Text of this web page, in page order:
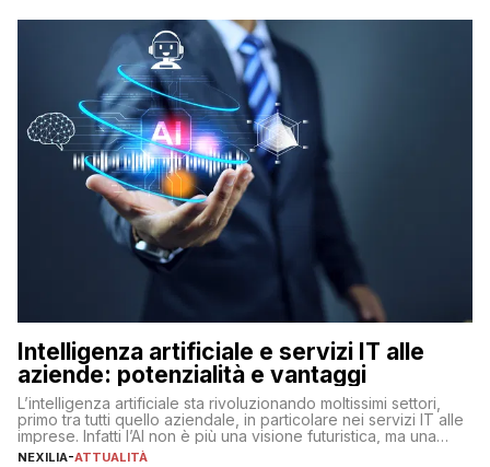
Intelligenza artificiale e servizi IT alle
aziende: potenzialità e vantaggi
L’intelligenza artificiale sta rivoluzionando moltissimi settori,
primo tra tutti quello aziendale, in particolare nei servizi IT alle
imprese. Infatti l’AI non è più una visione futuristica, ma una
realtà operativa che sta portando a un cambio significativo in
NEXILIA-ATTUALITÀ